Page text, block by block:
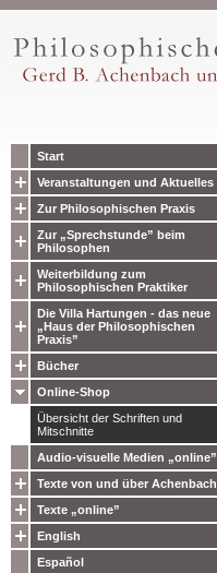
Start
Veranstaltungen und Aktuelles
Zur Philosophischen Praxis
Zur „Sprechstunde” beim
Philosophen
Weiterbildung zum
Philosophischen Praktiker
Die Villa Hartungen - das neue
„Haus der Philosophischen
Praxis”
Bücher
Online-Shop
Übersicht der Schriften und
Mitschnitte
Audio-visuelle Medien „online”
Texte von und über Achenbach
Texte „online”
English
Español